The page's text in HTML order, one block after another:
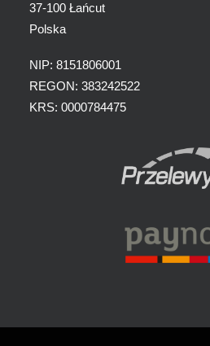
37-100 Łańcut
Polska
NIP: 8151806001
REGON: 383242522
KRS: 0000784475